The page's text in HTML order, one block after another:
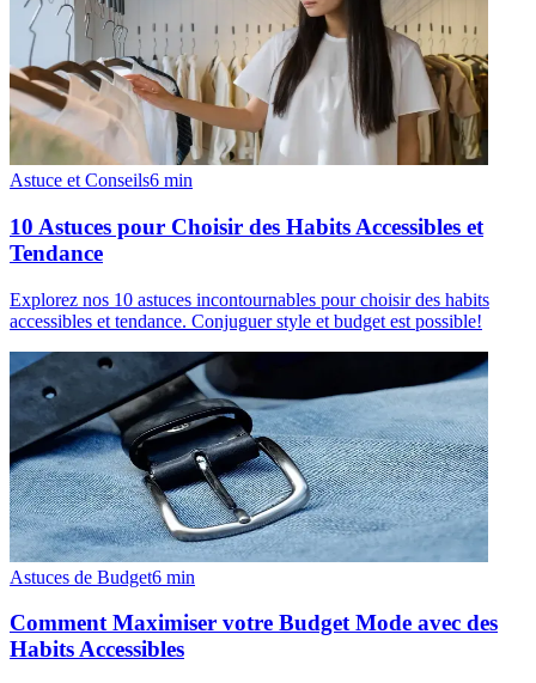
Astuce et Conseils6 min
10 Astuces pour Choisir des Habits Accessibles et
Tendance
Explorez nos 10 astuces incontournables pour choisir des habits
accessibles et tendance. Conjuguer style et budget est possible!
Astuces de Budget6 min
Comment Maximiser votre Budget Mode avec des
Habits Accessibles